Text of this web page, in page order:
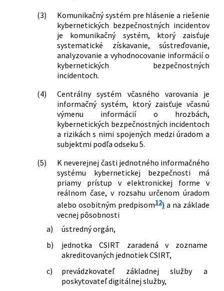
(3)
Komunikačný systém pre hlásenie a riešenie
kybernetických bezpečnostných incidentov
je komunikačný systém, ktorý zaisťuje
systematické získavanie, sústreďovanie,
analyzovanie a vyhodnocovanie informácií o
kybernetických bezpečnostných
incidentoch.
(4)
Centrálny systém včasného varovania je
informačný systém, ktorý zaisťuje včasnú
výmenu informácií o hrozbách,
kybernetických bezpečnostných incidentoch
a rizikách s nimi spojených medzi úradom a
subjektmi podľa odseku 5.
(5)
K neverejnej časti jednotného informačného
systému kybernetickej bezpečnosti má
priamy prístup v elektronickej forme v
reálnom čase, v rozsahu určenom úradom
alebo osobitným predpisom12) a na základe
vecnej pôsobnosti
a)
ústredný orgán,
b)
jednotka CSIRT zaradená v zozname
akreditovaných jednotiek CSIRT,
c)
prevádzkovateľ základnej služby a
poskytovateľ digitálnej služby,